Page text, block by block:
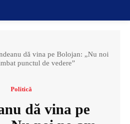
dă vina pe Bolojan: „Nu noi
punctul de vedere”
Politică
dă vina pe